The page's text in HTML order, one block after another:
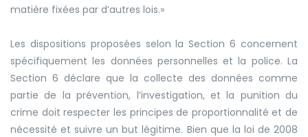
matière fixées par d’autres lois.»
Les dispositions proposées selon la Section 6 concernent
spécifiquement les données personnelles et la police. La
Section 6 déclare que la collecte des données comme
partie de la prévention, l’investigation, et la punition du
crime doit respecter les principes de proportionnalité et de
nécessité et suivre un but légitime. Bien que la loi de 2008